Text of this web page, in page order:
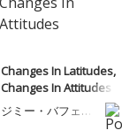
Changes In Latitudes,
Changes In Attitudes
ジミー・バフェッ